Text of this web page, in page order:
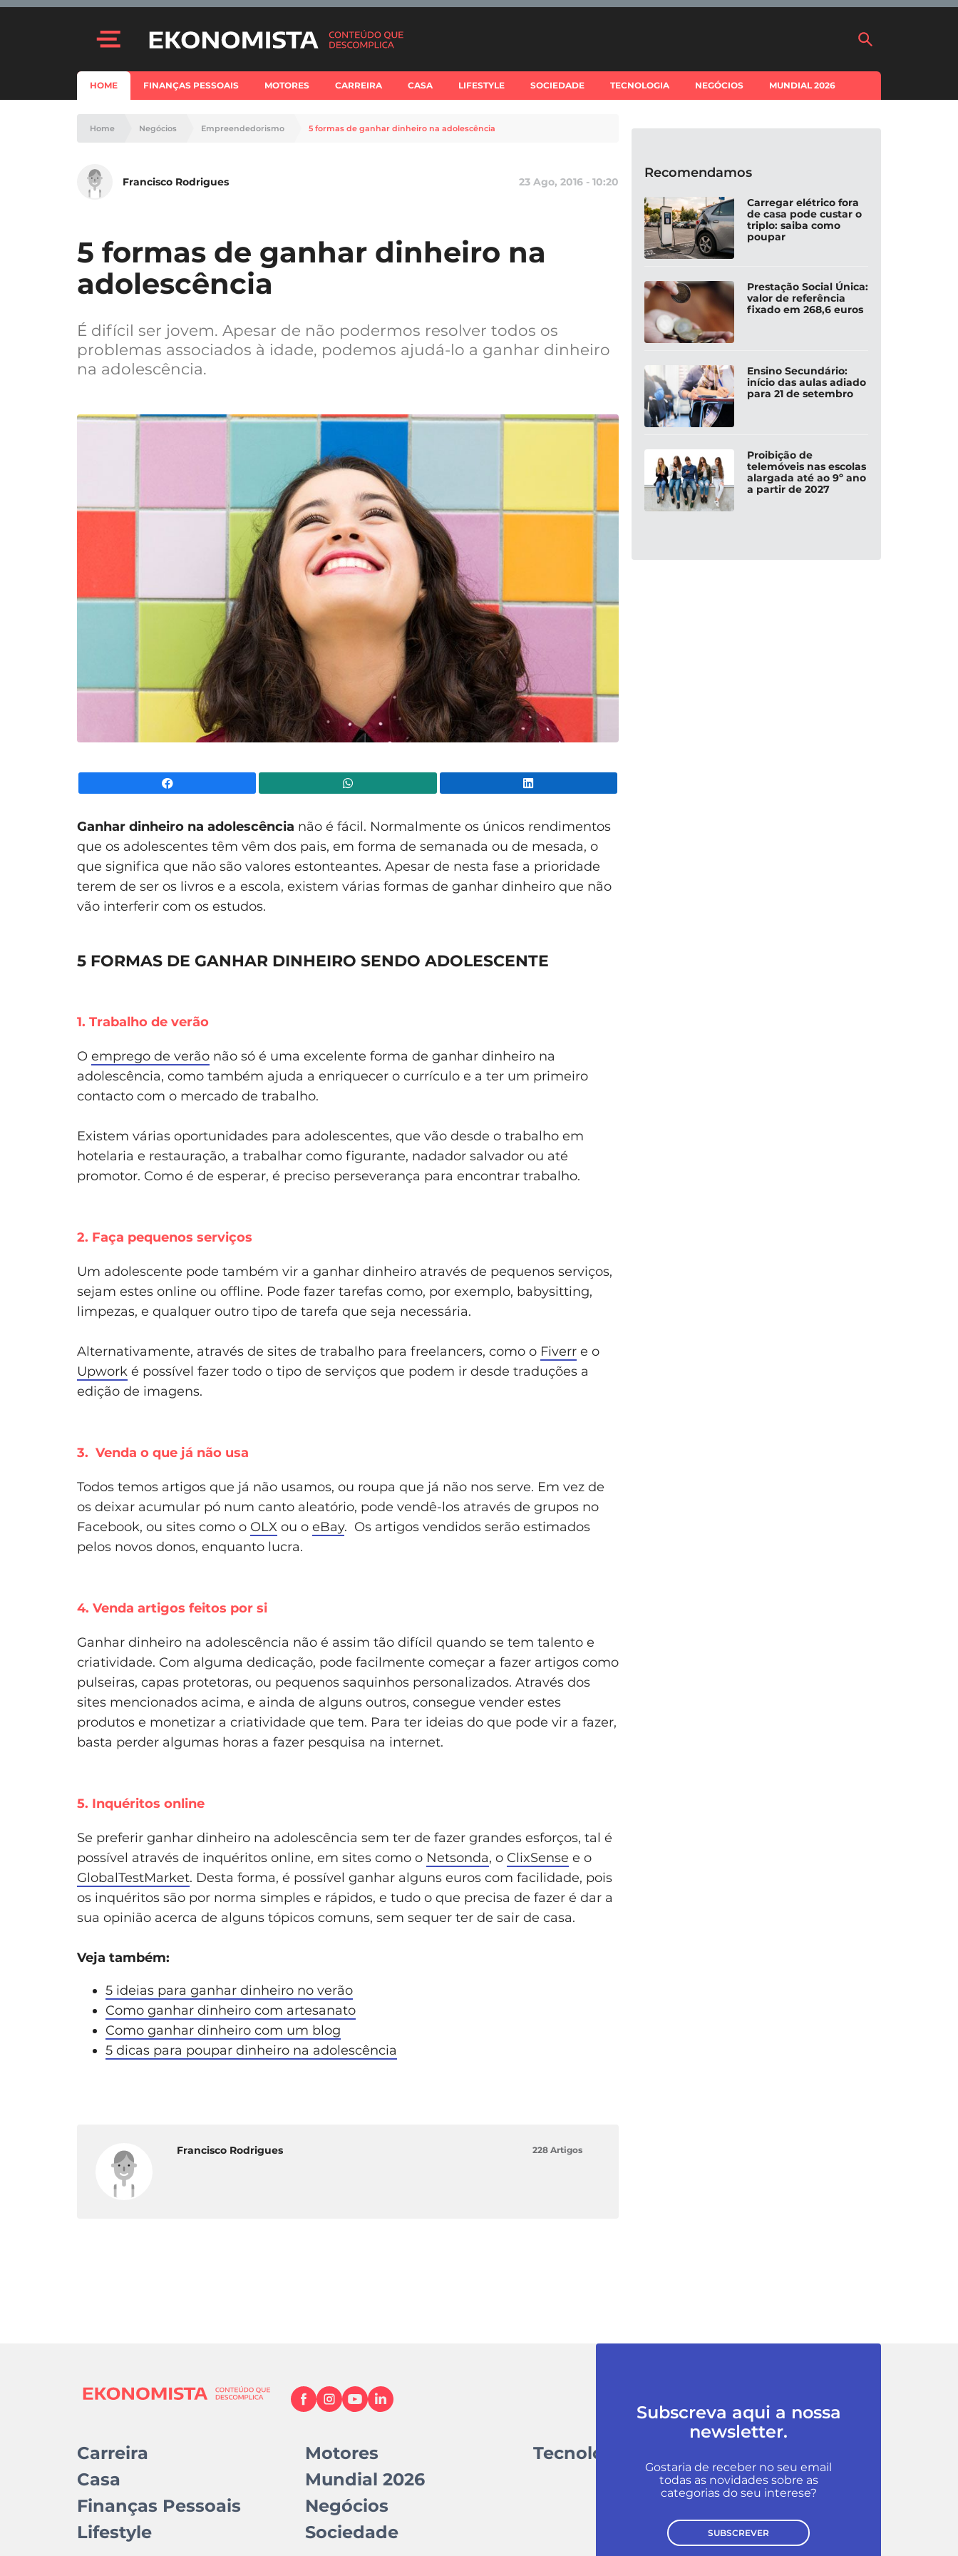
HOME FINANÇAS PESSOAIS MOTORES CARREIRA CASA LIFESTYLE SOCIEDADE TECNOLOGIA NEGÓCIOS MUNDIAL 2026
Home Negócios Empreendedorismo 5 formas de ganhar dinheiro na adolescência
Francisco Rodrigues 23 Ago, 2016 - 10:20
5 formas de ganhar dinheiro na
adolescência
É difícil ser jovem. Apesar de não podermos resolver todos os
problemas associados à idade, podemos ajudá-lo a ganhar dinheiro
na adolescência.
Ganhar dinheiro na adolescência não é fácil. Normalmente os únicos rendimentos
que os adolescentes têm vêm dos pais, em forma de semanada ou de mesada, o
que significa que não são valores estonteantes. Apesar de nesta fase a prioridade
terem de ser os livros e a escola, existem várias formas de ganhar dinheiro que não
vão interferir com os estudos.
5 FORMAS DE GANHAR DINHEIRO SENDO ADOLESCENTE
1. Trabalho de verão
O emprego de verão não só é uma excelente forma de ganhar dinheiro na
adolescência, como também ajuda a enriquecer o currículo e a ter um primeiro
contacto com o mercado de trabalho.
Existem várias oportunidades para adolescentes, que vão desde o trabalho em
hotelaria e restauração, a trabalhar como figurante, nadador salvador ou até
promotor. Como é de esperar, é preciso perseverança para encontrar trabalho.
2. Faça pequenos serviços
Um adolescente pode também vir a ganhar dinheiro através de pequenos serviços,
sejam estes online ou offline. Pode fazer tarefas como, por exemplo, babysitting,
limpezas, e qualquer outro tipo de tarefa que seja necessária.
Alternativamente, através de sites de trabalho para freelancers, como o Fiverr e o
Upwork é possível fazer todo o tipo de serviços que podem ir desde traduções a
edição de imagens.
3. Venda o que já não usa
Todos temos artigos que já não usamos, ou roupa que já não nos serve. Em vez de
os deixar acumular pó num canto aleatório, pode vendê-los através de grupos no
Facebook, ou sites como o OLX ou o eBay. Os artigos vendidos serão estimados
pelos novos donos, enquanto lucra.
4. Venda artigos feitos por si
Ganhar dinheiro na adolescência não é assim tão difícil quando se tem talento e
criatividade. Com alguma dedicação, pode facilmente começar a fazer artigos como
pulseiras, capas protetoras, ou pequenos saquinhos personalizados. Através dos
sites mencionados acima, e ainda de alguns outros, consegue vender estes
produtos e monetizar a criatividade que tem. Para ter ideias do que pode vir a fazer,
basta perder algumas horas a fazer pesquisa na internet.
5. Inquéritos online
Se preferir ganhar dinheiro na adolescência sem ter de fazer grandes esforços, tal é
possível através de inquéritos online, em sites como o Netsonda, o ClixSense e o
GlobalTestMarket. Desta forma, é possível ganhar alguns euros com facilidade, pois
os inquéritos são por norma simples e rápidos, e tudo o que precisa de fazer é dar a
sua opinião acerca de alguns tópicos comuns, sem sequer ter de sair de casa.
Veja também:
5 ideias para ganhar dinheiro no verão
Como ganhar dinheiro com artesanato
Como ganhar dinheiro com um blog
5 dicas para poupar dinheiro na adolescência
Francisco Rodrigues 228 Artigos
Recomendamos
Carregar elétrico fora
de casa pode custar o
triplo: saiba como
poupar
Prestação Social Única:
valor de referência
fixado em 268,6 euros
Ensino Secundário:
início das aulas adiado
para 21 de setembro
Proibição de
telemóveis nas escolas
alargada até ao 9º ano
a partir de 2027
Carreira
Casa
Finanças Pessoais
Lifestyle
Motores
Mundial 2026
Negócios
Sociedade
Tecnologia
Subscreva aqui a nossa
newsletter.
Gostaria de receber no seu email
todas as novidades sobre as
categorias do seu interese?
SUBSCREVER